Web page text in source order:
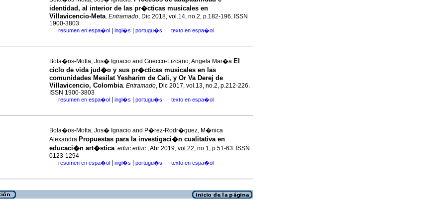
identidad, al interior de las pr�cticas musicales en
Villavicencio-Meta. Entramado, Dic 2018, vol.14, no.2, p.182-196. ISSN
1900-3803
· resumen en espa�ol ingl�s portugu�s · texto en espa�ol
Bola�os-Motta, Jos� Ignacio and Gnecco-Lizcano, Angela Mar�a El
ciclo de vida jud�o y sus pr�cticas musicales en las
comunidades Mesilat Yesharim de Cali, y Or Va Derej de
Villavicencio, Colombia. Entramado, Dic 2017, vol.13, no.2, p.212-226.
ISSN 1900-3803
· resumen en espa�ol ingl�s portugu�s · texto en espa�ol
Bola�os-Motta, Jos� Ignacio and P�rez-Rodr�guez, M�nica
Alexandra Propuestas para la investigaci�n cualitativa en
educaci�n art�stica. educ.educ., Abr 2019, vol.22, no.1, p.51-63. ISSN
0123-1294
· resumen en espa�ol ingl�s portugu�s · texto en espa�ol